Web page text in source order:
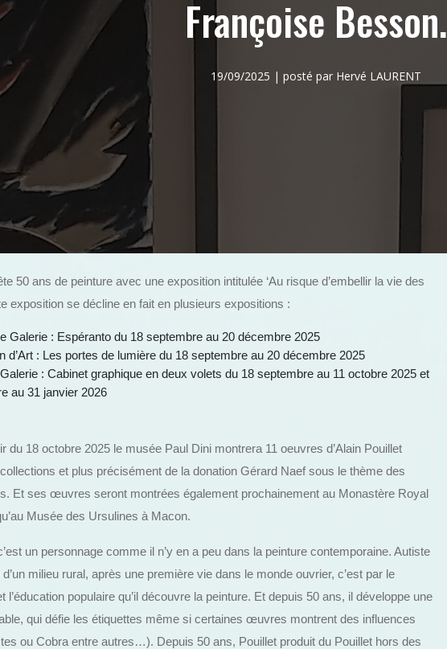
Françoise Besson.
19/09/2025 | posté par Hervé LAURENT
50 ans de peinture avec une exposition intitulée ‘Au risque d’embellir la vie des
exposition se décline en fait en plusieurs expositions :
Galerie : Espéranto du 18 septembre au 20 décembre 2025
d’Art : Les portes de lumière du 18 septembre au 20 décembre 2025
: Cabinet graphique en deux volets du 18 septembre au 11 octobre 2025 et
au 31 janvier 2026
du 18 octobre 2025 le musée Paul Dini montrera 11 oeuvres d’Alain Pouillet
et plus précisément de la donation Gérard Naef sous le thème des
Et ses œuvres seront montrées également prochainement au Monastère Royal
Musée des Ursulines à Macon.
un personnage comme il n’y en a peu dans la peinture contemporaine. Autiste
milieu rural, après une première vie dans le monde ouvrier, c’est par le
l’éducation populaire qu’il découvre la peinture. Et depuis 50 ans, il développe une
qui défie les étiquettes même si certaines œuvres montrent des influences
ou Cobra entre autres…). Depuis 50 ans, Pouillet produit du Pouillet hors des